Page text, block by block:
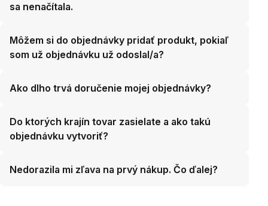
sa nenačítala.
Môžem si do objednávky pridať produkt, pokiaľ
som už objednávku už odoslal/a?
Ako dlho trvá doručenie mojej objednávky?
Do ktorých krajín tovar zasielate a ako takú
objednávku vytvoriť?
Nedorazila mi zľava na prvý nákup. Čo ďalej?